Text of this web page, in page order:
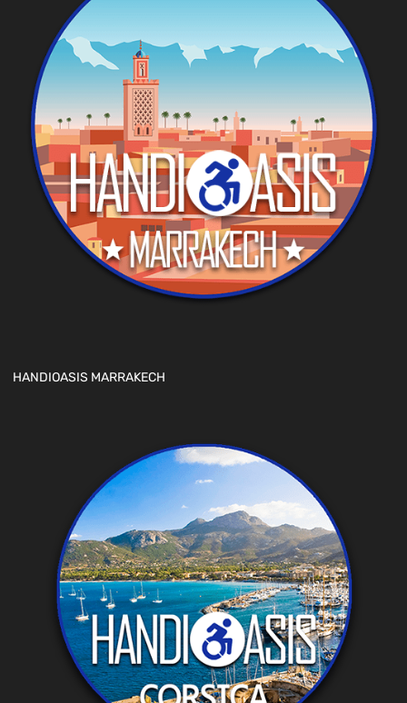
HANDIOASIS MARRAKECH